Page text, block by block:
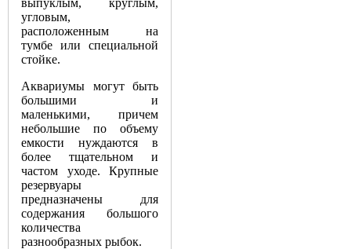
выпуклым, круглым,
угловым,
расположенным на
тумбе или специальной
стойке.
Аквариумы могут быть
большими и
маленькими, причем
небольшие по объему
емкости нуждаются в
более тщательном и
частом уходе. Крупные
резервуары
предназначены для
содержания большого
количества
разнообразных рыбок.